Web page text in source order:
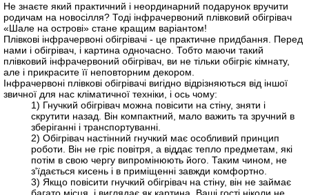
Не знаєте який практичний і неординарний подарунок вручити
родичам на новосілля? Тоді інфрачервоний плівковий обігрівач
«Шале на острові» стане кращим варіантом!
Плівкові інфрачервоні обігрівачі - це практичне придбання. Перед
нами і обігрівач, і картина одночасно. Тобто маючи такий
плівковий інфрачервоний обігрівач, ви не тільки обігріє кімнату,
але і прикрасите її неповторним декором.
Інфрачервоні плівкові обігрівачі вигідно відрізняються від іншої
звичної для нас кліматичної техніки, і ось чому:
1) Гнучкий обігрівач можна повісити на стіну, зняти і
скрутити назад. Він компактний, мало важить та зручний в
зберіганні і транспортуванні.
2) Обігрівач настінний гнучкий має особливий принцип
роботи. Він не гріє повітря, а віддає тепло предметам, які
потім в свою чергу випромінюють його. Таким чином, не
з'їдається кисень і в приміщенні завжди комфортно.
3) Якщо повісити гнучкий обігрівач на стіну, він не займає